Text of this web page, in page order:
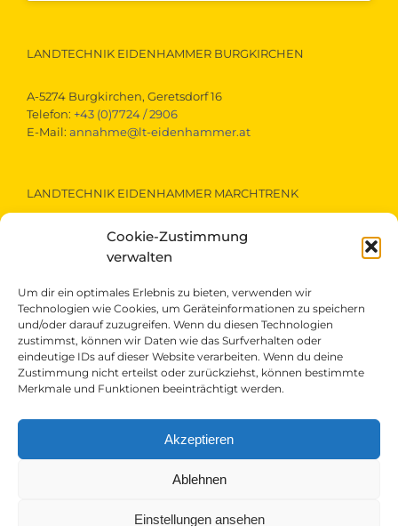
Cookie-Zustimmung
verwalten
Um dir ein optimales Erlebnis zu bieten, verwenden wir
Technologien wie Cookies, um Geräteinformationen zu speichern
und/oder darauf zuzugreifen. Wenn du diesen Technologien
zustimmst, können wir Daten wie das Surfverhalten oder
eindeutige IDs auf dieser Website verarbeiten. Wenn du deine
Zustimmung nicht erteilst oder zurückziehst, können bestimmte
Merkmale und Funktionen beeinträchtigt werden.
Akzeptieren
Ablehnen
Einstellungen ansehen
LANDTECHNIK EIDENHAMMER BURGKIRCHEN
A-5274 Burgkirchen, Geretsdorf 16
Telefon: +43 (0)7724 / 2906
E-Mail: annahme@lt-eidenhammer.at
LANDTECHNIK EIDENHAMMER MARCHTRENK
A-4614 Marchtrenk, Gewerbestraße 15
+43 (0)7243 / 52290
LANDTECHNIK EIDENHAMMER ST.VEIT/PONGAU
A-5621 St.Veit/Pongau, Gewerbepark 1
Telefon: +43 (0)6415 / 5607